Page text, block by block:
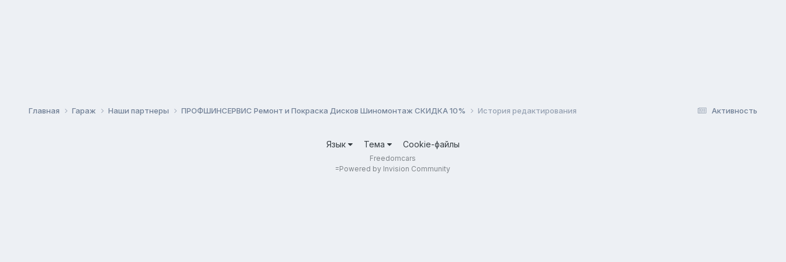
Активность
Главная Гараж Наши партнеры ПРОФШИНСЕРВИС Ремонт и Покраска Дисков Шиномонтаж СКИДКА 10% История редактирования
Язык Тема Cookie-файлы
Freedomcars
=Powered by Invision Community